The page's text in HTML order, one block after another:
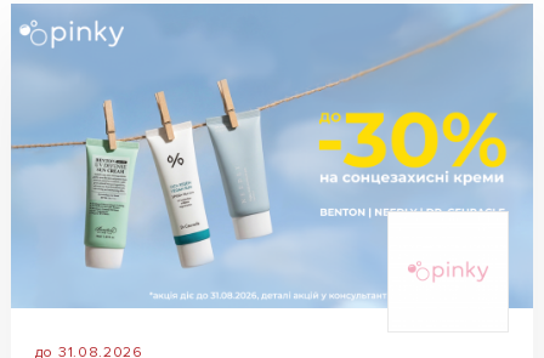
до 31.08.2026